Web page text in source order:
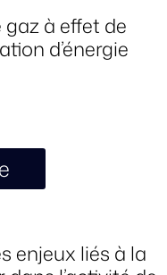
à effet de
d’énergie
enjeux liés à la